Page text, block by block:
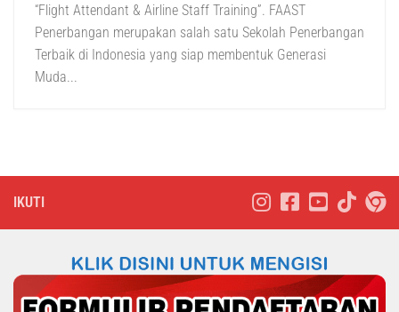
“Flight Attendant & Airline Staff Training”. FAAST
Penerbangan merupakan salah satu Sekolah Penerbangan
Terbaik di Indonesia yang siap membentuk Generasi
Muda...
IKUTI